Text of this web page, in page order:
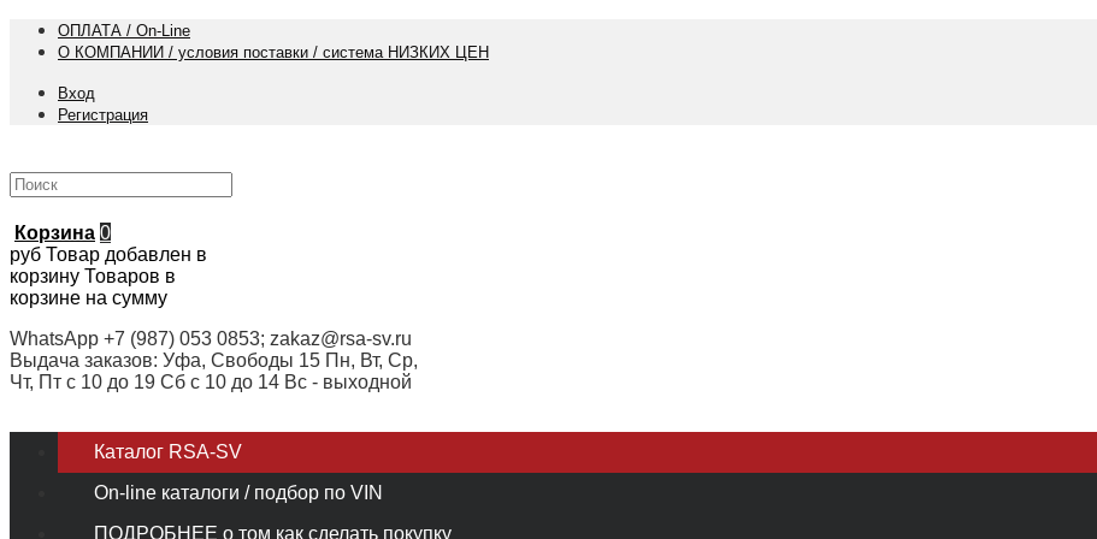
ОПЛАТА / On-Line
О КОМПАНИИ / условия поставки / система НИЗКИХ ЦЕН
Вход
Регистрация
Корзина 0
руб Товар добавлен в
корзину Товаров в
корзине на сумму
WhatsApp +7 (987) 053 0853; zakaz@rsa-sv.ru
Выдача заказов: Уфа, Свободы 15 Пн, Вт, Ср,
Чт, Пт с 10 до 19 Сб с 10 до 14 Вс - выходной
Каталог RSA-SV
On-line каталоги / подбор по VIN
ПОДРОБНЕЕ о том как сделать покупку